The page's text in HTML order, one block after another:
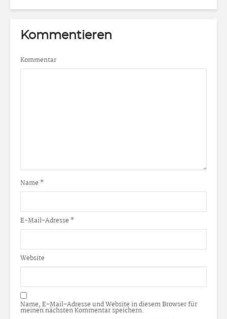
Kommentieren
Kommentar
Name *
E-Mail-Adresse *
Website
Name, E-Mail-Adresse und Website in diesem Browser für
meinen nächsten Kommentar speichern.